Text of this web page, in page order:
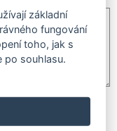
podle GDPR
základní
fungování
toho, jak s
po souhlasu.